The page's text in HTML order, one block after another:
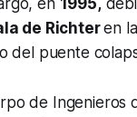
en 1995,
de Richteren
del puente
de Ingenieros